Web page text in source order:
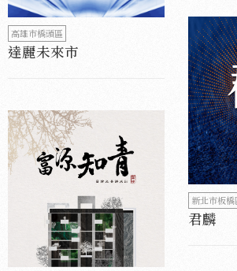
高雄市橋頭區
達麗未來市
新北市板橋
君麟